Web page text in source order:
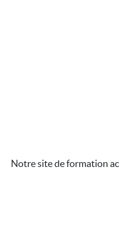
Notre site de formation